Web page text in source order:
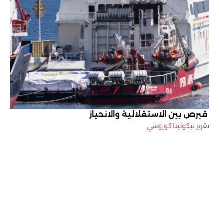
قبرص بين الاستقلالية والانحياز
تقرير نيكوليتا كوروشي